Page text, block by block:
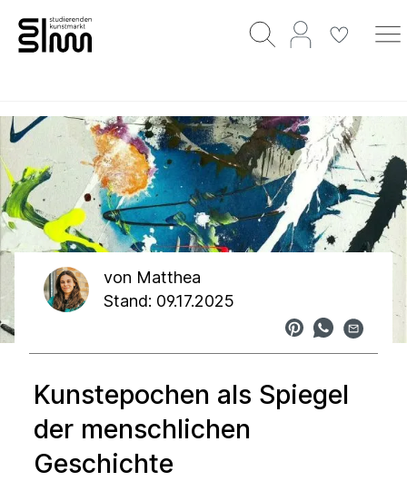
von Matthea
Stand: 09.17.2025
Kunstepochen als Spiegel
der menschlichen
Geschichte